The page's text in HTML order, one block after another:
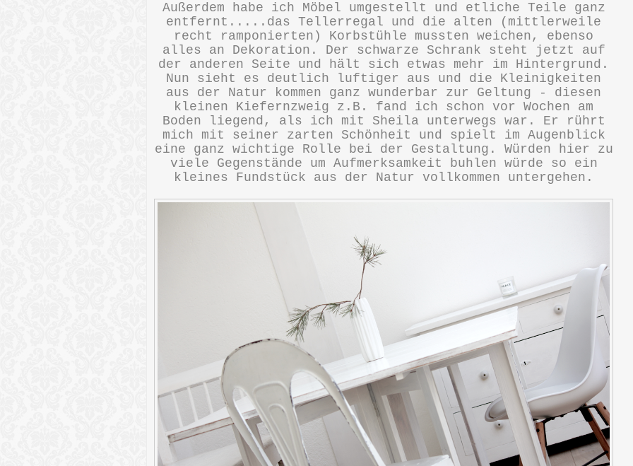
Außerdem habe ich Möbel umgestellt und etliche Teile ganz
entfernt.....das Tellerregal und die alten (mittlerweile
recht ramponierten) Korbstühle mussten weichen, ebenso
alles an Dekoration. Der schwarze Schrank steht jetzt auf
der anderen Seite und hält sich etwas mehr im Hintergrund.
Nun sieht es deutlich luftiger aus und die Kleinigkeiten
aus der Natur kommen ganz wunderbar zur Geltung - diesen
kleinen Kiefernzweig z.B. fand ich schon vor Wochen am
Boden liegend, als ich mit Sheila unterwegs war. Er rührt
mich mit seiner zarten Schönheit und spielt im Augenblick
eine ganz wichtige Rolle bei der Gestaltung. Würden hier zu
viele Gegenstände um Aufmerksamkeit buhlen würde so ein
kleines Fundstück aus der Natur vollkommen untergehen.